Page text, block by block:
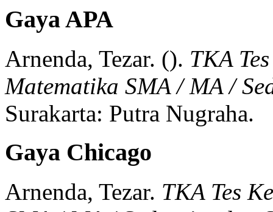
Gaya APA
Arnenda, Tezar. (). TKA
Matematika SMA / MA /
Surakarta: Putra Nugraha.
Gaya Chicago
Arnenda, Tezar. TKA Tes